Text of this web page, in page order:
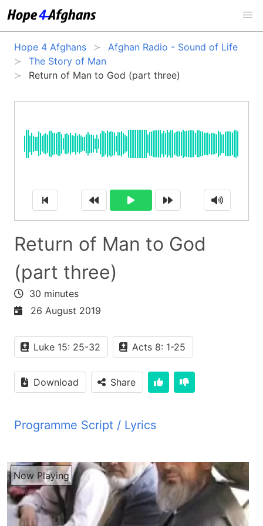
Hope 4 Afghans
Afghan Radio - Sound of Life
The Story of Man
Return of Man to God (part three)
Return of Man to God
(part three)
30 minutes
26 August 2019
Luke 15: 25-32 Acts 8: 1-25
Download Share
Programme Script / Lyrics
PYM JBZ سلام دوست های مهربان خوش هستم که از
رادیو صدای زندگی باز در خدمت شما عزیزا قرار دارم
من هم به شما اطران خود را تقدیم می کنم از خدا من
می خواهم که شما خوش و سلامت باشین دوست های
مهربان اگر کسی بخواهد که در باری ایسای مسیح
Now Playing